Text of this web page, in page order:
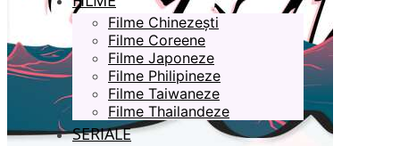
Filme Chinezești
Filme Coreene
Filme Japoneze
Filme Philipineze
Filme Taiwaneze
Filme Thailandeze
SERIALE